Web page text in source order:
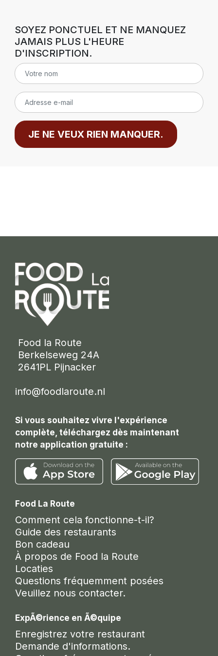
SOYEZ PONCTUEL ET NE MANQUEZ
JAMAIS PLUS L'HEURE
D'INSCRIPTION.
JE NE VEUX RIEN MANQUER.
Food la Route
Berkelseweg 24A
2641PL Pijnacker
info@foodlaroute.nl
Si vous souhaitez vivre l'expérience
complète, téléchargez dès maintenant
notre application gratuite :
Food La Route
Comment cela fonctionne-t-il?
Guide des restaurants
Bon cadeau
À propos de Food la Route
Locaties
Questions fréquemment posées
Veuillez nous contacter.
ExpÃ©rience en Ã©quipe
Enregistrez votre restaurant
Demande d'informations.